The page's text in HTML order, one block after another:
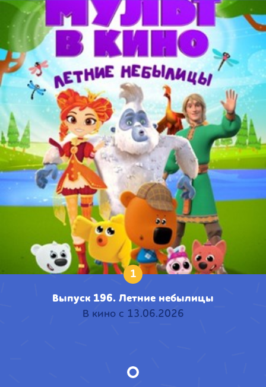
1
Выпуск 196. Летние небылицы
В кино с 13.06.2026